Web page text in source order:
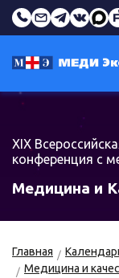
XIX
конференция с
Медицина и
Главная
Медицина и